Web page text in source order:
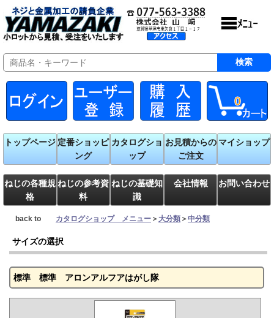
0
トップページ 定番ショッピ
ング
カタログショ
ップ
お見積からの
ご注文
マイショップ
ねじの各種規
格
ねじの参考資
料
ねじの基礎知
識
会社情報 お問い合わせ
back to カタログショップ メニュー ＞大分類 ＞中分類
サイズの選択
標準 標準 アロンアルフアはがし隊